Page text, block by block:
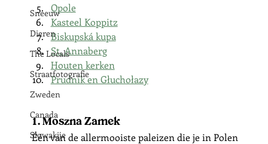
Sneeuw
Dieren
The Locals
Straatfotografie
Zweden
Canada
Slowakije
Opole
Kasteel Koppitz
Biskupská kupa
St. Annaberg
Houten kerken
Prudnik en Głuchołazy
1. Moszna Zamek
Één van de allermooiste paleizen die je in Polen